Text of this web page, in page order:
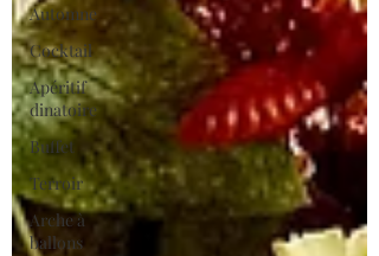
Automne
Cocktail
Apéritif
dinatoire
Buffet
Terroir
Arche à
ballons